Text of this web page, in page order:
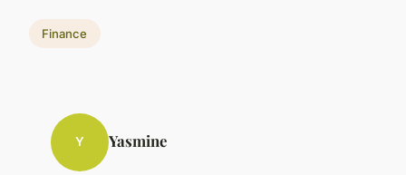
Finance
Y Yasmine